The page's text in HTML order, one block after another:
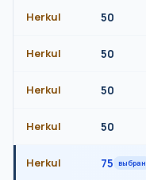
Herkul 50
Herkul 50
Herkul 50
Herkul 50
Herkul 75 выбран